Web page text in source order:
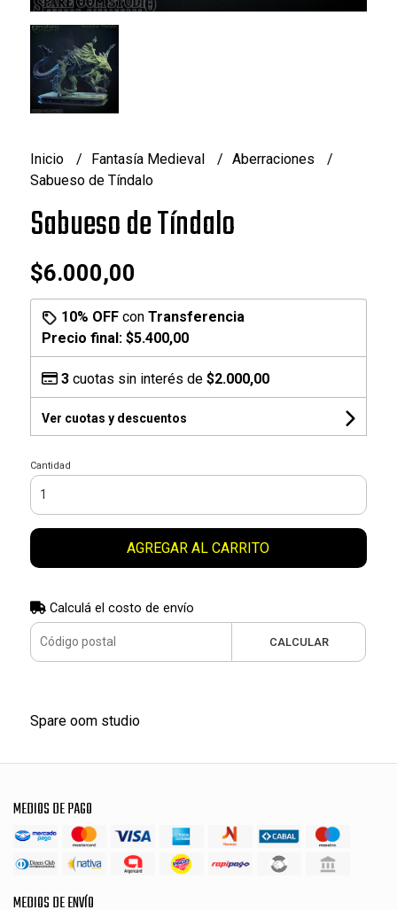
Inicio Fantasía Medieval
Aberraciones
Sabueso de Tíndalo
Sabueso de Tíndalo
$6.000,00
10% OFFcon Transferencia
Precio final: $5.400,00
3cuotas sin interés de $2.000,00
Ver cuotas y descuentos
Cantidad
AGREGAR AL CARRITO
Calculá el costo de envío
CALCULAR
Spare oom studio
MEDIOS DE PAGO
MEDIOS DE ENVÍO